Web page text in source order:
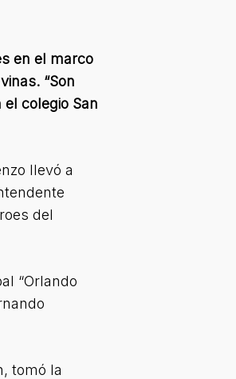
en el marco
“Son
colegio San
llevó a
del
“Orlando
tomó la